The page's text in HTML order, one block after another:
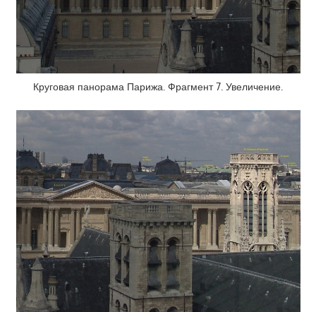
Круговая панорама Парижа. Фрагмент 7. Увеличение.